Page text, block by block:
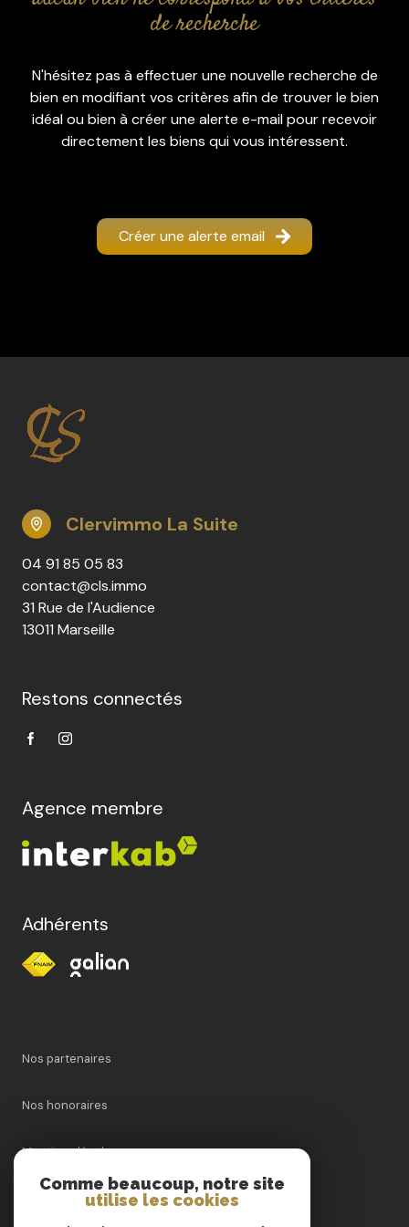
contact
de recherche
N'hésitez pas à effectuer une nouvelle recherche de
bien en modifiant vos critères afin de trouver le bien
idéal ou bien à créer une alerte e-mail pour recevoir
directement les biens qui vous intéressent.
Créer une alerte email
Clervimmo La Suite
04 91 85 05 83
contact@cls.immo
31 Rue de l'Audience
13011 Marseille
Restons connectés
Agence membre
Adhérents
Nos partenaires
Nos honoraires
Mentions légales
Comme beaucoup, notre site
utilise les cookies